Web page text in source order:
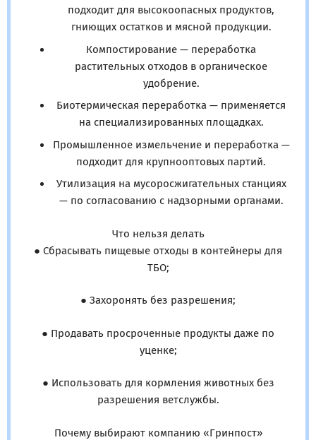
подходит для высокоопасных продуктов,
гниющих остатков и мясной продукции.
Компостирование — переработка
растительных отходов в органическое
удобрение.
Биотермическая переработка — применяется
на специализированных площадках.
Промышленное измельчение и переработка —
подходит для крупнооптовых партий.
Утилизация на мусоросжигательных станциях
— по согласованию с надзорными органами.
Что нельзя делать
● Сбрасывать пищевые отходы в контейнеры для
ТБО;
● Захоронять без разрешения;
● Продавать просроченные продукты даже по
уценке;
● Использовать для кормления животных без
разрешения ветслужбы.
Почему выбирают компанию «Гринпост»